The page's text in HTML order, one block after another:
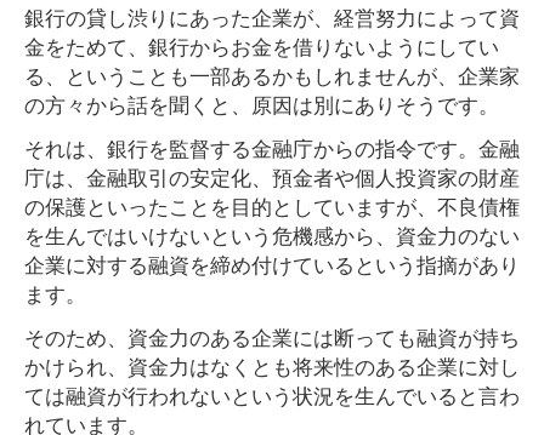
銀行の貸し渋りにあった企業が、経営努力によって資
金をためて、銀行からお金を借りないようにしてい
る、ということも一部あるかもしれませんが、企業家
の方々から話を聞くと、原因は別にありそうです。
それは、銀行を監督する金融庁からの指令です。金融
庁は、金融取引の安定化、預金者や個人投資家の財産
の保護といったことを目的としていますが、不良債権
を生んではいけないという危機感から、資金力のない
企業に対する融資を締め付けているという指摘があり
ます。
そのため、資金力のある企業には断っても融資が持ち
かけられ、資金力はなくとも将来性のある企業に対し
ては融資が行われないという状況を生んでいると言わ
れています。